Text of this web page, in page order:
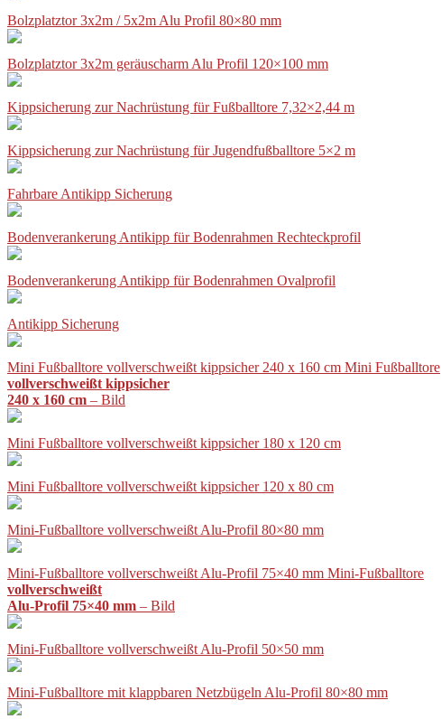
Bolzplatztor 3x2m / 5x2m Alu Profil 80×80 mm
Bolzplatztor 3x2m geräuscharm Alu Profil 120×100 mm
Kippsicherung zur Nachrüstung für Fußballtore 7,32×2,44 m
Kippsicherung zur Nachrüstung für Jugendfußballtore 5×2 m
Fahrbare Antikipp Sicherung
Bodenverankerung Antikipp für Bodenrahmen Rechteckprofil
Bodenverankerung Antikipp für Bodenrahmen Ovalprofil
Antikipp Sicherung
Mini Fußballtore vollverschweißt kippsicher 240 x 160 cm Mini Fußballtore
vollverschweißt kippsicher
240 x 160 cm – Bild
Mini Fußballtore vollverschweißt kippsicher 180 x 120 cm
Mini Fußballtore vollverschweißt kippsicher 120 x 80 cm
Mini-Fußballtore vollverschweißt Alu-Profil 80×80 mm
Mini-Fußballtore vollverschweißt Alu-Profil 75×40 mm Mini-Fußballtore
vollverschweißt
Alu-Profil 75×40 mm – Bild
Mini-Fußballtore vollverschweißt Alu-Profil 50×50 mm
Mini-Fußballtore mit klappbaren Netzbügeln Alu-Profil 80×80 mm